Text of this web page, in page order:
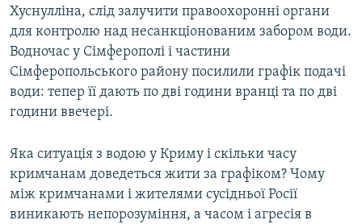
Усі сайти RFE/RL
Хуснулліна, слід залучити правоохоронні органи
для контролю над несанкціонованим забором води.
Водночас у Сімферополі і частини
Сімферопольського району посилили графік подачі
води: тепер її дають по дві години вранці та по дві
години ввечері.
Яка ситуація з водою у Криму і скільки часу
кримчанам доведеться жити за графіком? Чому
між кримчанами і жителями сусідньої Росії
виникають непорозуміння, а часом і агресія в